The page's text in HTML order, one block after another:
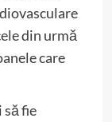
din urmă
care
fie